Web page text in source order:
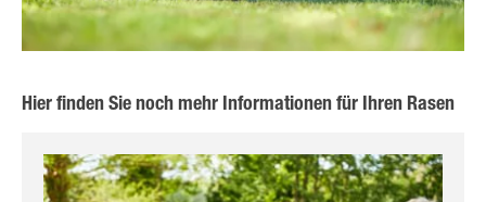
Hier finden Sie noch mehr Informationen für Ihren Rasen